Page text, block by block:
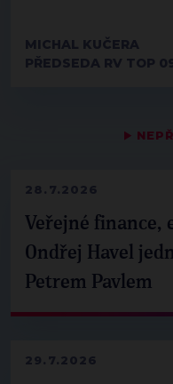
▶
28.7.2026
Veřejné finance,
Ondřej Havel
Petrem Pavlem
29.7.2026
MICHAL KUČERA
PŘEDSEDA RV TOP